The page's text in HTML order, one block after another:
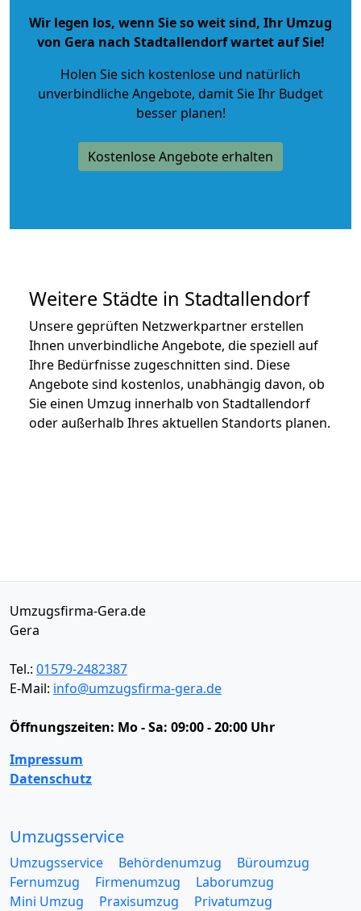
Wir legen los, wenn Sie so weit sind, Ihr Umzug
von Gera nach Stadtallendorf wartet auf Sie!
Holen Sie sich kostenlose und natürlich
unverbindliche Angebote, damit Sie Ihr Budget
besser planen!
Kostenlose Angebote erhalten
Weitere Städte in Stadtallendorf
Unsere geprüften Netzwerkpartner erstellen
Ihnen unverbindliche Angebote, die speziell auf
Ihre Bedürfnisse zugeschnitten sind. Diese
Angebote sind kostenlos, unabhängig davon, ob
Sie einen Umzug innerhalb von Stadtallendorf
oder außerhalb Ihres aktuellen Standorts planen.
Umzugsfirma-Gera.de
Gera
Tel.: 01579-2482387
E-Mail: info@umzugsfirma-gera.de
Öffnungszeiten: Mo - Sa: 09:00 - 20:00 Uhr
Impressum
Datenschutz
Umzugsservice
Umzugsservice Behördenumzug
Büroumzug
Fernumzug
Firmenumzug
Laborumzug
Mini Umzug
Praxisumzug
Privatumzug